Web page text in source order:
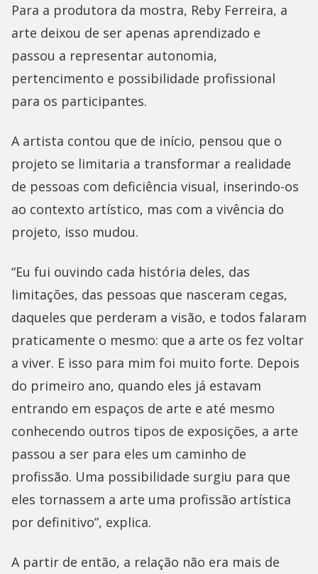
Para a produtora da mostra, Reby Ferreira, a
arte deixou de ser apenas aprendizado e
passou a representar autonomia,
pertencimento e possibilidade profissional
para os participantes.
A artista contou que de início, pensou que o
projeto se limitaria a transformar a realidade
de pessoas com deficiência visual, inserindo-os
ao contexto artístico, mas com a vivência do
projeto, isso mudou.
“Eu fui ouvindo cada história deles, das
limitações, das pessoas que nasceram cegas,
daqueles que perderam a visão, e todos falaram
praticamente o mesmo: que a arte os fez voltar
a viver. E isso para mim foi muito forte. Depois
do primeiro ano, quando eles já estavam
entrando em espaços de arte e até mesmo
conhecendo outros tipos de exposições, a arte
passou a ser para eles um caminho de
profissão. Uma possibilidade surgiu para que
eles tornassem a arte uma profissão artística
por definitivo”, explica.
A partir de então, a relação não era mais de